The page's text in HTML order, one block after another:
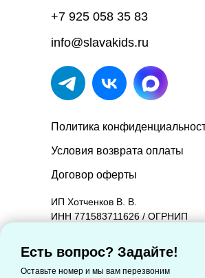
Есть вопрос? Задайте!
Оставьте номер и мы вам перезвоним
info@slavakids.ru
+7 925 058 35 83
ИП Хотченков В. В.
ИНН 771583711626 / ОГРНИП
Юридический адрес: 127221,
Молодцова ул, дом 2, корпус 1,
Фактический адрес: 127221,
Политика
Условия возврата оплаты
Договор оферты